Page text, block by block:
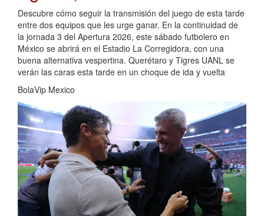
Descubre cómo seguir la transmisión del juego de esta tarde
entre dos equipos que les urge ganar. En la continuidad de
la jornada 3 del Apertura 2026, este sábado futbolero en
México se abrirá en el Estadio La Corregidora, con una
buena alternativa vespertina. Querétaro y Tigres UANL se
verán las caras esta tarde en un choque de ida y vuelta
BolaVip Mexico